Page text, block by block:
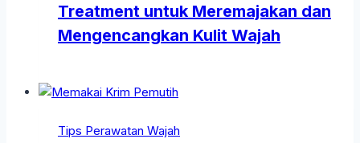
Treatment untuk Meremajakan dan
Mengencangkan Kulit Wajah
Tips Perawatan Wajah